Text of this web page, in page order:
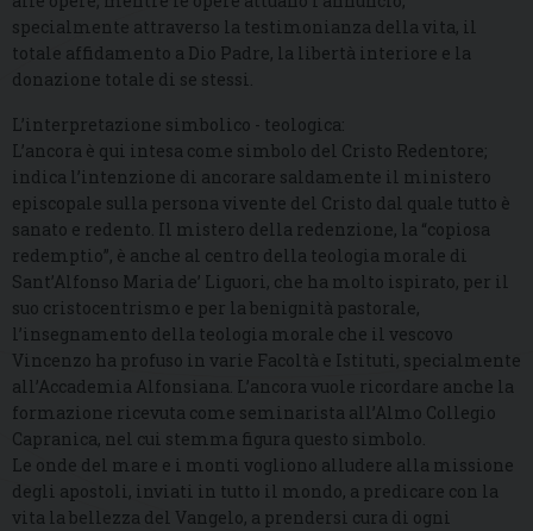
specialmente attraverso la testimonianza della vita, il
totale affidamento a Dio Padre, la libertà interiore e la
donazione totale di se stessi.
L’interpretazione simbolico - teologica:
L’ancora è qui intesa come simbolo del Cristo Redentore;
indica l’intenzione di ancorare saldamente il ministero
episcopale sulla persona vivente del Cristo dal quale tutto è
sanato e redento. Il mistero della redenzione, la “copiosa
redemptio”, è anche al centro della teologia morale di
Sant’Alfonso Maria de’ Liguori, che ha molto ispirato, per il
suo cristocentrismo e per la benignità pastorale,
l’insegnamento della teologia morale che il vescovo
Vincenzo ha profuso in varie Facoltà e Istituti, specialmente
all’Accademia Alfonsiana. L’ancora vuole ricordare anche la
formazione ricevuta come seminarista all’Almo Collegio
Capranica, nel cui stemma figura questo simbolo.
Le onde del mare e i monti vogliono alludere alla missione
degli apostoli, inviati in tutto il mondo, a predicare con la
vita la bellezza del Vangelo, a prendersi cura di ogni